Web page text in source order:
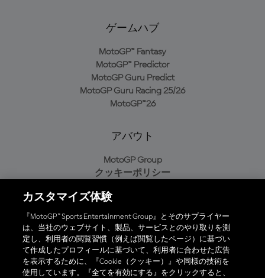
ゲームハブ
MotoGP™ Fantasy
MotoGP™ Predictor
MotoGP Guru Predict
MotoGP Guru Racing 25/26
MotoGP™26
アバウト
MotoGP Group
クッキーポリシー
プライバシーポリシー
購入ポリシー
オフィシャルアプリ
カスタマイズ体験
『MotoGP™ Sports Entertainment Group』とそのサプライヤー
は、当社のウェブサイト、製品、サービスとのやり取りを測
定し、利用者の閲覧習慣（例えば閲覧したページ）に基づい
て作成したプロフィールに基づいて、利用者に合わせた広告
を表示するために、『Cookie（クッキー）』や同様の技術を
使用しています。『全てを有効にする』をクリックすると、